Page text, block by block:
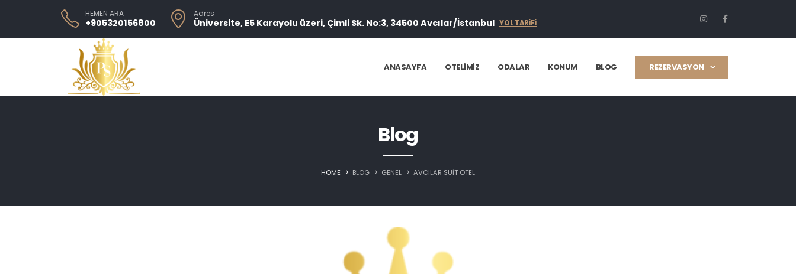
HEMEN ARA
+905320156800
Adres
Üniversite, E5 Karayolu üzeri, Çimli Sk. No:3, 34500 Avcılar/İstanbul YOL TARİFİ
ANASAYFA OTELIMIZ ODALAR KONUM BLOG REZERVASYON
Blog
HOME BLOG GENEL AVCILAR SUIT OTEL